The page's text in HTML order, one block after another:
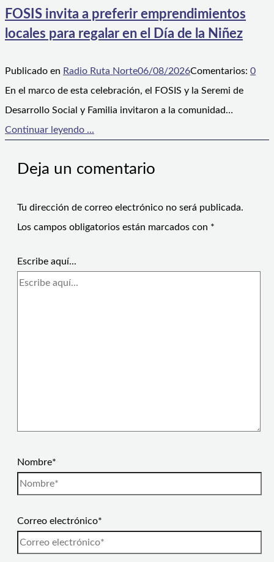
FOSIS invita a preferir emprendimientos
locales para regalar en el Día de la Niñez
Publicado en Radio Ruta Norte06/08/2026Comentarios: 0
En el marco de esta celebración, el FOSIS y la Seremi de
Desarrollo Social y Familia invitaron a la comunidad…
Continuar leyendo ...
Deja un comentario
Tu dirección de correo electrónico no será publicada.
Los campos obligatorios están marcados con *
Escribe aquí...
Nombre*
Correo electrónico*